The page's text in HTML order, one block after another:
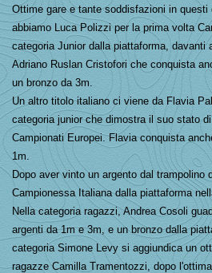
Ottime gare e tante soddisfazioni in questi
abbiamo Luca Polizzi per la prima volta
categoria Junior dalla piattaforma, davanti
Adriano Ruslan Cristofori che conquista
un bronzo da 3m.
Un altro titolo italiano ci viene da Flavia
categoria junior che dimostra il suo stato
Campionati Europei. Flavia conquista
1m.
Dopo aver vinto un argento dal trampolino
Campionessa Italiana dalla piattaforma
Nella categoria ragazzi, Andrea Cosoli
argenti da 1m e 3m, e un bronzo dalla
categoria Simone Levy si aggiundica un
ragazze Camilla Tramentozzi, dopo